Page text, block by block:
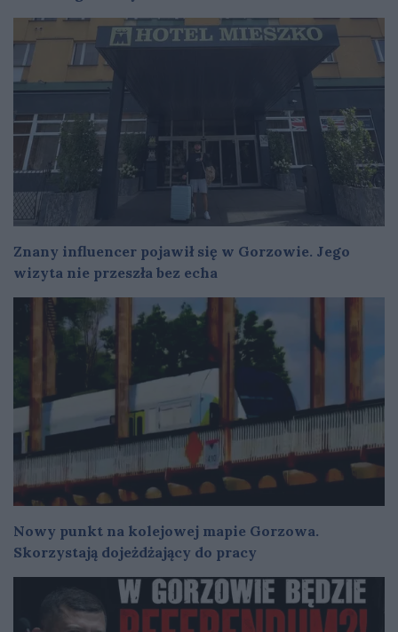
Znany influencer pojawił się w Gorzowie. Jego
wizyta nie przeszła bez echa
Nowy punkt na kolejowej mapie Gorzowa.
Skorzystają dojeżdżający do pracy